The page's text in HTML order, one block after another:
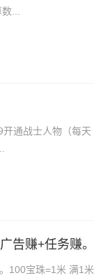
...
通战士人物（每天
告赚+任务赚。
100宝珠=1米 满1米